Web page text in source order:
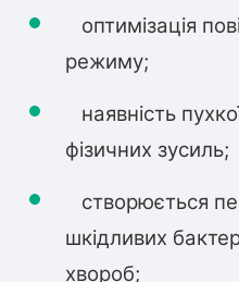
оптимізація
режиму;
наявність
фізичних зусиль;
створюється
шкідливих
хвороб;